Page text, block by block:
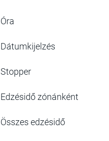
Óra
Dátumkijelzés
Stopper
Edzésidő zónánként
Összes edzésidő